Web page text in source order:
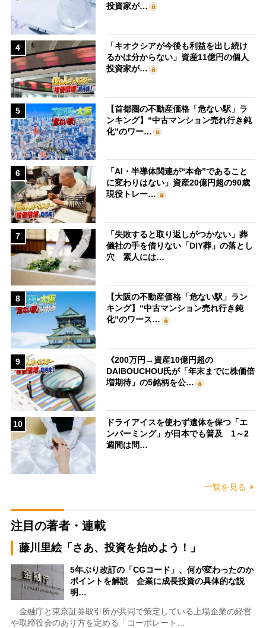
投資家が…
4
「キオクシアが今後も利益を出し続け
るかは分からない」資産11億円の個人
投資家が…
5
【首都圏の不動産価格「危ない駅」ラ
ンキング】“中古マンション売れ行き鈍
化”のワー…
6
「AI・半導体関連が“本命”であること
に変わりはない」資産20億円超の90歳
現役トレー…
7
「失敗すると取り返しがつかない」葬
儀社の手を借りない「DIY葬」の落とし
穴 素人には…
8
【大阪の不動産価格「危ない駅」ラン
キング】“中古マンション売れ行き鈍
化”のワース…
9
《200万円→資産10億円超の
DAIBOUCHOU氏が「年末までに株価倍
増期待」の5銘柄を公…
10
ドライアイスを使わず遺体を保つ「エ
ンバーミング」が日本でも普及 1～2
週間は問…
一覧を見る
注目の著者・連載
藤川里絵「さあ、投資を始めよう！」
5年ぶり改訂の「CGコード」、何が変わったのか
ポイントを解説 企業に成長投資の具体的な説
明…
金融庁と東京証券取引所が共同で策定している上場企業の経営
や取締役会のあり方を定める「コーポレート…